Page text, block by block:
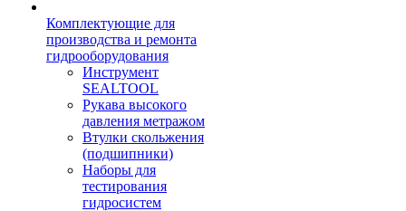
Комплектующие для
производства и ремонта
гидрооборудования
Инструмент
SEALTOOL
Рукава высокого
давления метражом
Втулки скольжения
(подшипники)
Наборы для
тестирования
гидросистем